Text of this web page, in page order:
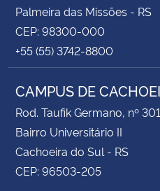
Palmeira das Missões - RS
CEP: 98300-000
+55 (55) 3742-8800
CAMPUS DE
Rod. Taufik Germano, nº
Bairro Universitário II
Cachoeira do Sul - RS
CEP: 96503-205